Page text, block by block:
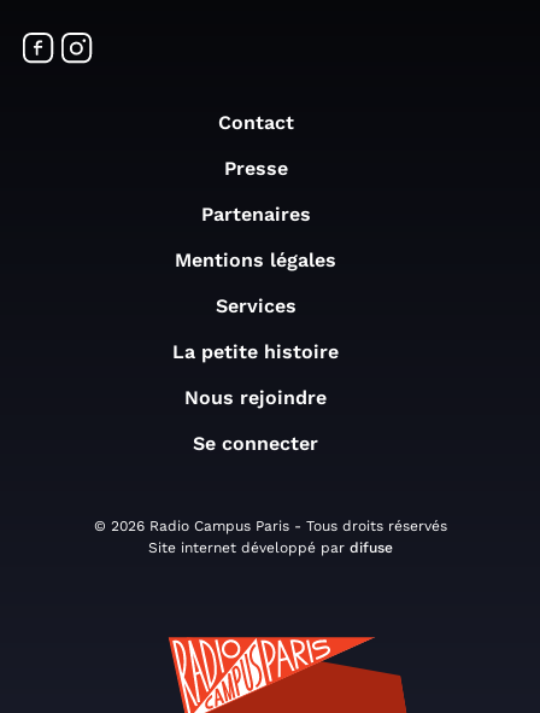
Contact
Presse
Partenaires
Mentions légales
Services
La petite histoire
Nous rejoindre
Se connecter
© 2026 Radio Campus Paris - Tous droits réservés
Site internet développé par difuse